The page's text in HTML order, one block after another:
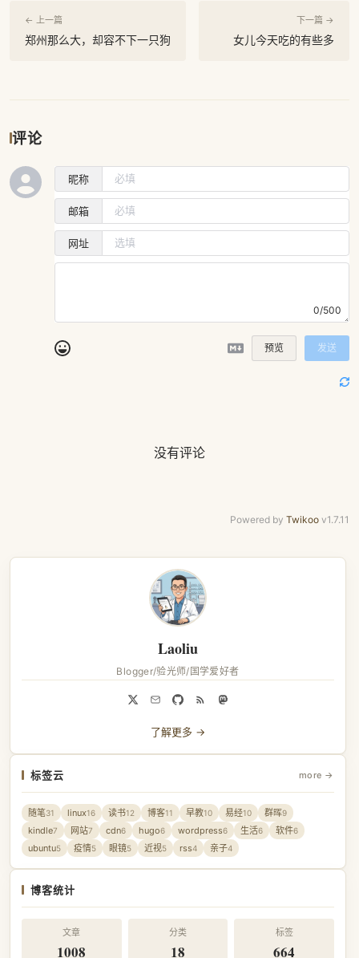
← 上一篇
郑州那么大，却容不下一只狗
下一篇 →
女儿今天吃的有些多
评论
昵称
邮箱
网址
0/500
预览 发送
没有评论
Powered by Twikoo v1.7.11
Laoliu
Blogger/验光师/国学爱好者
了解更多 →
标签云 more →
随笔31 linux16 读书12 博客11 早教10 易经10 群晖9
kindle7 网站7 cdn6 hugo6 wordpress6 生活6 软件6
ubuntu5 疫情5 眼镜5 近视5 rss4 亲子4
博客统计
文章
1008
分类
18
标签
664